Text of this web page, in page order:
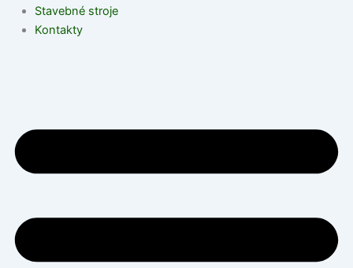
Stavebné stroje
Kontakty